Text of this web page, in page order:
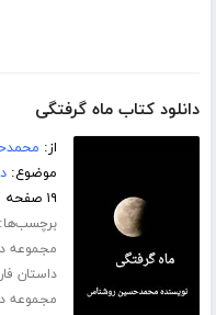
دانلود کتاب ماه گرفتگی
از:
موضوع:
۱۹ صفحه
مجموعه
داستان
مجموعه